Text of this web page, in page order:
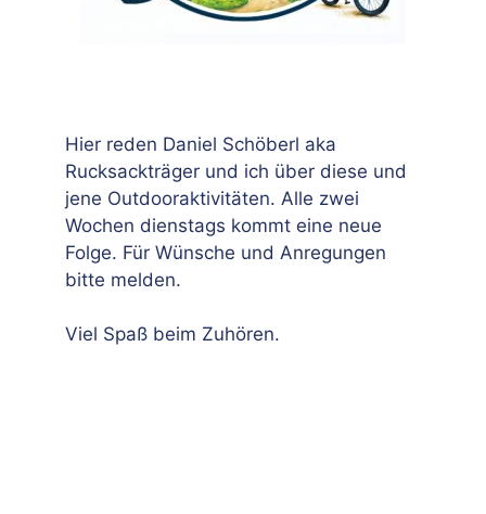
Hier reden Daniel Schöberl aka
Rucksackträger und ich über diese und
jene Outdooraktivitäten. Alle zwei
Wochen dienstags kommt eine neue
Folge. Für Wünsche und Anregungen
bitte melden.
Viel Spaß beim Zuhören.